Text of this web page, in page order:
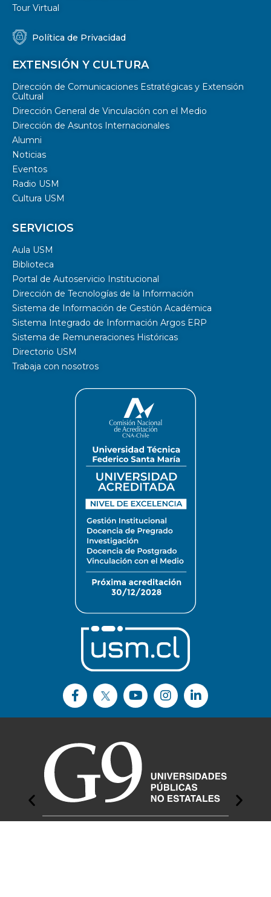
Tour Virtual
Política de Privacidad
EXTENSIÓN Y CULTURA
Dirección de Comunicaciones Estratégicas y Extensión
Cultural
Dirección General de Vinculación con el Medio
Dirección de Asuntos Internacionales
Alumni
Noticias
Eventos
Radio USM
Cultura USM
SERVICIOS
Aula USM
Biblioteca
Portal de Autoservicio Institucional
Dirección de Tecnologías de la Información
Sistema de Información de Gestión Académica
Sistema Integrado de Información Argos ERP
Sistema de Remuneraciones Históricas
Directorio USM
Trabaja con nosotros